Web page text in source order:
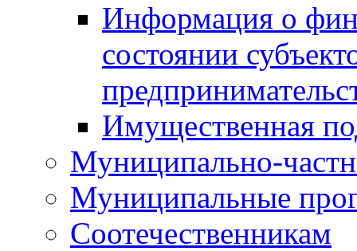
Информация о
состоянии
Имущественная
Муниципально-
Муниципальные
Соотечественникам